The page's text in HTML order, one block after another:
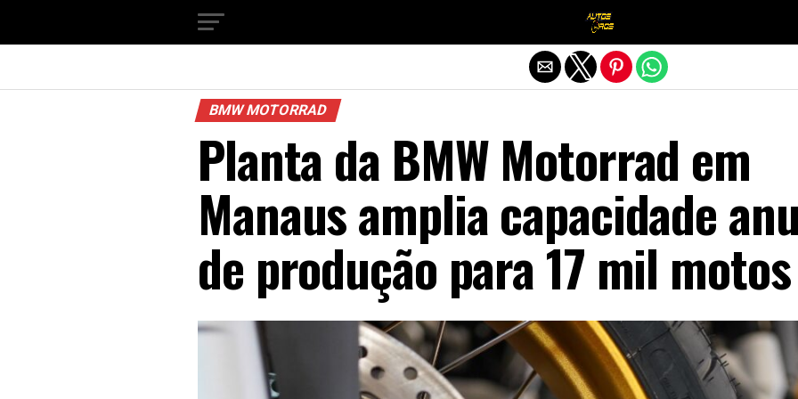
BMW MOTORRAD
Planta da BMW Motorrad em
Manaus amplia capacidade
de produção para 17 mil motos
Sair da versão mobile